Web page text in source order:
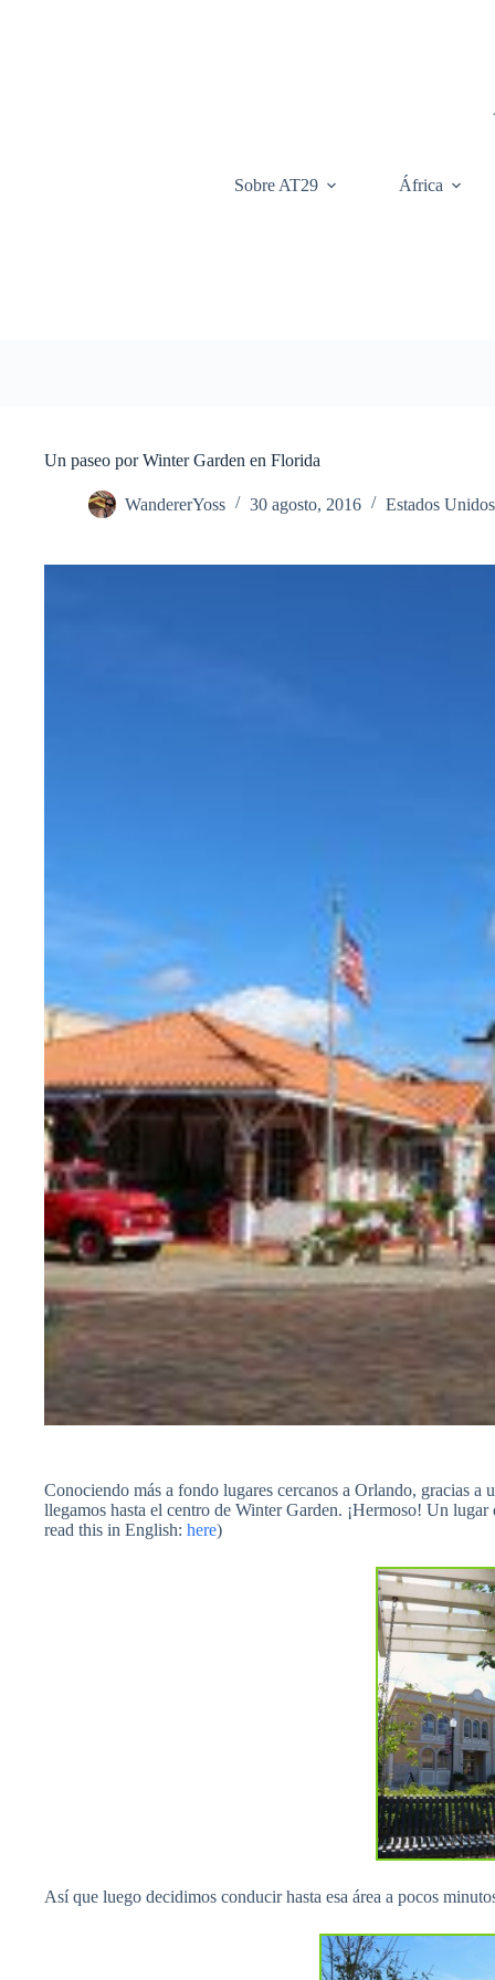
Sobre AT29 África
Un paseo por Winter Garden en Florida
WandererYoss 30 agosto, 2016 Estados Unidos
Conociendo más a fondo lugares cercanos a Orlando, gracias
llegamos hasta el centro de Winter Garden. ¡Hermoso! Un
read this in English: here)
Así que luego decidimos conducir hasta esa área a pocos